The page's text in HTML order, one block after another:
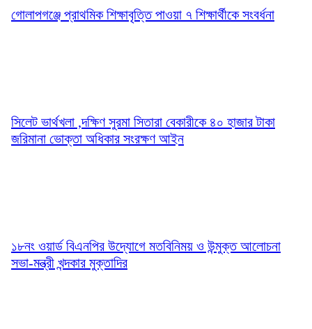
গোলাপগঞ্জে প্রাথমিক শিক্ষাবৃত্তি পাওয়া ৭ শিক্ষার্থীকে সংবর্ধনা
সিলেট ভার্থখলা ,দক্ষিণ সুরমা সিতারা বেকারীকে ৪০ হাজার টাকা
জরিমানা ভোক্তা অধিকার সংরক্ষণ আইন
১৮নং ওয়ার্ড বিএনপির উদ্যোগে মতবিনিময় ও উন্মুক্ত আলোচনা
সভা-মন্ত্রী খন্দকার মুক্তাদির